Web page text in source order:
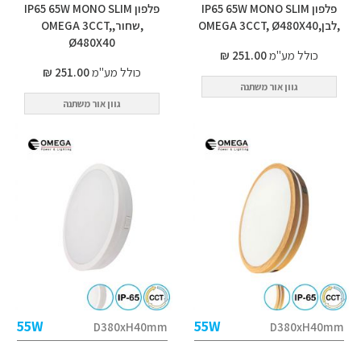
פלפון IP65 65W MONO SLIM
,לבן,OMEGA 3CCT, Ø480X40
כולל מע"מ251.00 ₪
גוון אור משתנה
פלפון IP65 65W MONO SLIM
,שחור,OMEGA 3CCT,
Ø480X40
כולל מע"מ251.00 ₪
גוון אור משתנה
D380xH40mm
55W
D380xH40mm
55W